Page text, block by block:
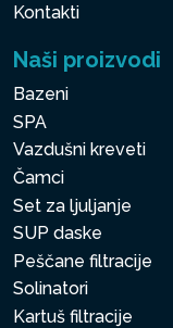
Kontakti
Naši proizvodi
Bazeni
SPA
Vazdušni kreveti
Čamci
Set za ljuljanje
SUP daske
Peščane filtracije
Solinatori
Kartuš filtracije